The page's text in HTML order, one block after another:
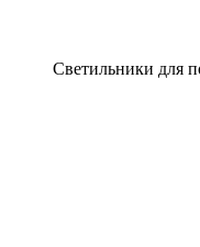
Светильники для